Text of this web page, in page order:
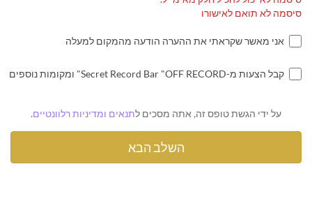
סיסמה לא תואם לאישורו
אני מאשר שקראתי את ההערה הודעה מהמקום למעלה
קבל הצעות מ-Secret Record Bar "OFF RECORD" ומקומות נוספים
על ידי הגשת טופס זה, אתה מסכים לתנאים ומדיניות רלוונטיים.